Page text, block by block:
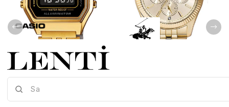
Casio-LA680WGA-1BDF
BP3082C-110